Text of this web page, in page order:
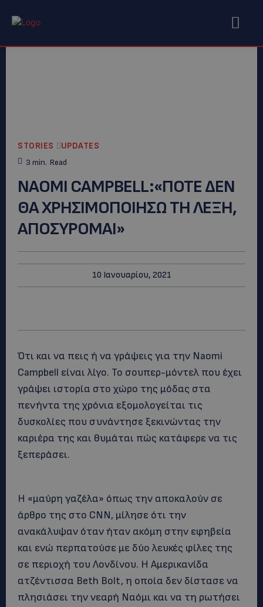
STORIES UPDATES
3 min. Read
NAOMI CAMPBELL:«ΠΟΤΕ ΔΕΝ
ΘΑ ΧΡΗΣΙΜΟΠΟΙΗΣΩ ΤΗ ΛΕΞΗ,
ΑΠΟΣΥΡΟΜΑΙ»
10 Ιανουαρίου, 2021
Ότι και να πεις ή να γράψεις για την Naomi
Campbell είναι λίγο. Το σουπερ-μόντελ που έχει
γράψει ιστορία στο χώρο της μόδας στα
πενήντα της χρόνια εξομολογείται τις
δυσκολίες που συνάντησε ξεκινώντας την
καριέρα της και θυμάται πώς κατάφερε να τις
ξεπεράσει.
Η «μαύρη γαζέλα» όπως την αποκαλούν σε
άρθρο της στο CNN, μίλησε ότι την
ανακάλυψαν όταν ήταν ακόμη στην εφηβεία
και ενώ περπατούσε με δύο λευκές φίλες της
σε περιοχή του Λονδίνου. Η Αμερικανίδα
ατζέντισσα Beth Bolt, η οποία δεν δίστασε να
πλησιάσει την νεαρή Ναόμι και να τη ρωτήσει